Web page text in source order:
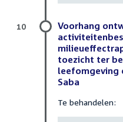
Voorhang
toezicht ter
leefomgeving
Saba
Te behandelen:
10